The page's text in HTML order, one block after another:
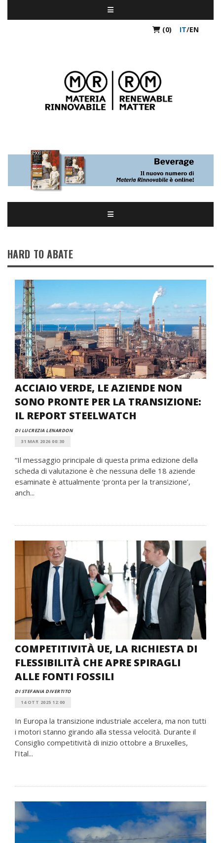
(0) IT/EN
HARD TO ABATE
ACCIAIO VERDE, LE AZIENDE NON
SONO PRONTE PER LA TRANSIZIONE:
IL REPORT STEELWATCH
DI LUCREZIA LENARDON
31 MAR 2026 00:30
“Il messaggio principale di questa prima edizione della
scheda di valutazione è che nessuna delle 18 aziende
esaminate è attualmente ‘pronta per la transizione’,
anch...
COMPETITIVITÀ UE, LA RICHIESTA DI
FLESSIBILITÀ CHE APRE SPIRAGLI
ALLE FONTI FOSSILI
DI STEFANIA DIVERTITO
14 OTT 2025 12:00
In Europa la transizione industriale accelera, ma non tutti
i motori stanno girando alla stessa velocità. Durante il
Consiglio competitività di inizio ottobre a Bruxelles,
l’Ital...